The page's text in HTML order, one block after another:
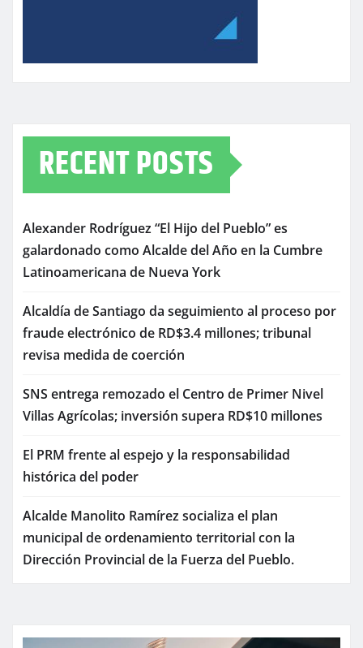
RECENT POSTS
Alexander Rodríguez “El Hijo del Pueblo” es
galardonado como Alcalde del Año en la Cumbre
Latinoamericana de Nueva York
Alcaldía de Santiago da seguimiento al proceso por
fraude electrónico de RD$3.4 millones; tribunal
revisa medida de coerción
SNS entrega remozado el Centro de Primer Nivel
Villas Agrícolas; inversión supera RD$10 millones
El PRM frente al espejo y la responsabilidad
histórica del poder
Alcalde Manolito Ramírez socializa el plan
municipal de ordenamiento territorial con la
Dirección Provincial de la Fuerza del Pueblo.